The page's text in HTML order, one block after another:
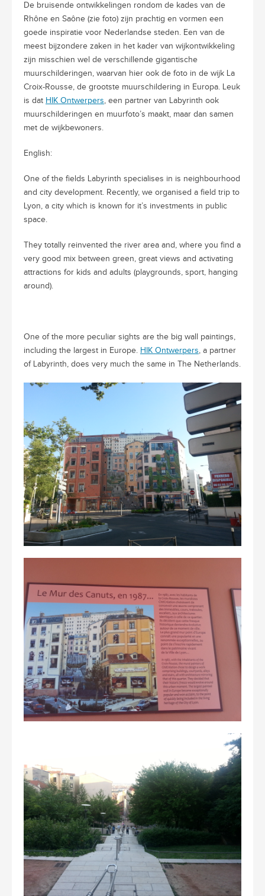
De bruisende ontwikkelingen rondom de kades van de
Rhône en Saône (zie foto) zijn prachtig en vormen een
goede inspiratie voor Nederlandse steden. Een van de
meest bijzondere zaken in het kader van wijkontwikkeling
zijn misschien wel de verschillende gigantische
muurschilderingen, waarvan hier ook de foto in de wijk La
Croix-Rousse, de grootste muurschildering in Europa. Leuk
is dat HIK Ontwerpers, een partner van Labyrinth ook
muurschilderingen en muurfoto’s maakt, maar dan samen
met de wijkbewoners.
English:
One of the fields Labyrinth specialises in is neighbourhood
and city development. Recently, we organised a field trip to
Lyon, a city which is known for it’s investments in public
space.
They totally reinvented the river area and, where you find a
very good mix between green, great views and activating
attractions for kids and adults (playgrounds, sport, hanging
around).
One of the more peculiar sights are the big wall paintings,
including the largest in Europe. HIK Ontwerpers, a partner
of Labyrinth, does very much the same in The Netherlands.